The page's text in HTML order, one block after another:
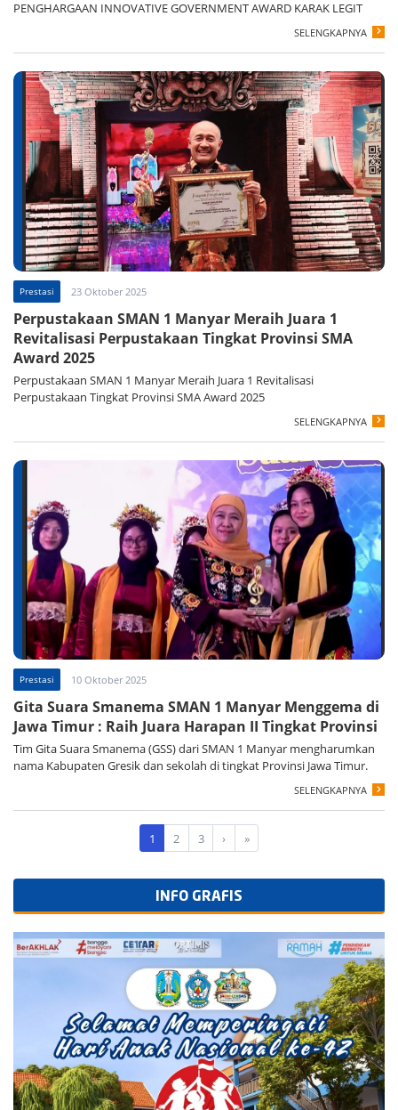
PENGHARGAAN INNOVATIVE GOVERNMENT AWARD KARAK LEGIT
SELENGKAPNYA
Prestasi 23 Oktober 2025
Perpustakaan SMAN 1 Manyar Meraih Juara 1
Revitalisasi Perpustakaan Tingkat Provinsi SMA
Award 2025
Perpustakaan SMAN 1 Manyar Meraih Juara 1 Revitalisasi
Perpustakaan Tingkat Provinsi SMA Award 2025
SELENGKAPNYA
Prestasi 10 Oktober 2025
Gita Suara Smanema SMAN 1 Manyar Menggema di
Jawa Timur : Raih Juara Harapan II Tingkat Provinsi
Tim Gita Suara Smanema (GSS) dari SMAN 1 Manyar mengharumkan
nama Kabupaten Gresik dan sekolah di tingkat Provinsi Jawa Timur.
SELENGKAPNYA
1 2 3 › »
INFO GRAFIS